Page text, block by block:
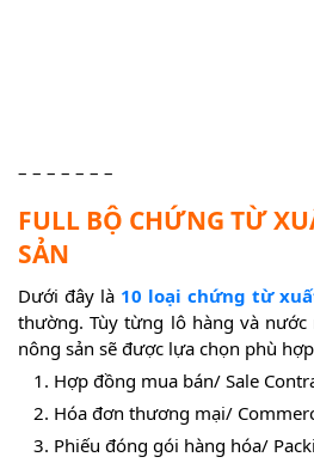
– – – – – – –
FULL BỘ CHỨNG TỪ
SẢN
Dưới đây là 10 loại chứng từ
thường. Tùy từng lô hàng và
nông sản sẽ được lựa chọn phù hợp
Hợp đồng mua bán/ Sale
Hóa đơn thương mại/
Phiếu đóng gói hàng hóa/